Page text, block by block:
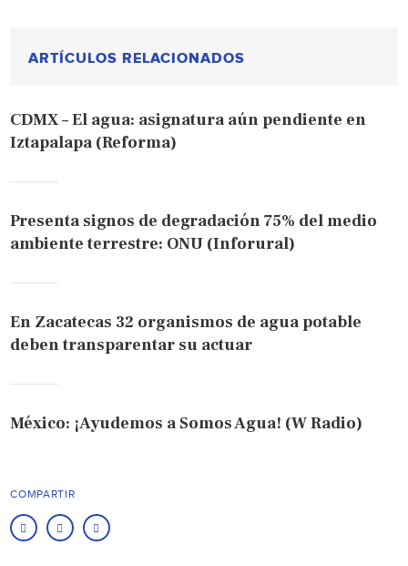
ARTÍCULOS RELACIONADOS
CDMX – El agua: asignatura aún pendiente en
Iztapalapa (Reforma)
Presenta signos de degradación 75% del medio
ambiente terrestre: ONU (Inforural)
En Zacatecas 32 organismos de agua potable
deben transparentar su actuar
México: ¡Ayudemos a Somos Agua! (W Radio)
COMPARTIR